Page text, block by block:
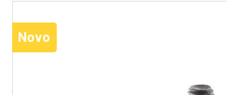
Rasvjeta
Novo